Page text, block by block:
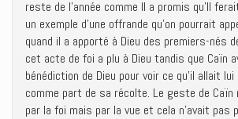
reste de l’année comme Il a promis qu’Il
un exemple d’une offrande qu’on pourrait
quand il a apporté à Dieu des premiers-nés
cet acte de foi a plu à Dieu tandis que Caïn
bénédiction de Dieu pour voir ce qu’il allait
comme part de sa récolte. Le geste de
par la foi mais par la vue et cela n’avait pas